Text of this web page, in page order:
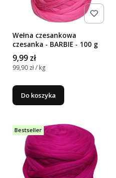
Wełna czesankowa
czesanka - BARBIE - 100 g
Cena
9,99 zł
Cena jednostkowa
99,90 zł / kg
Do koszyka
Bestseller